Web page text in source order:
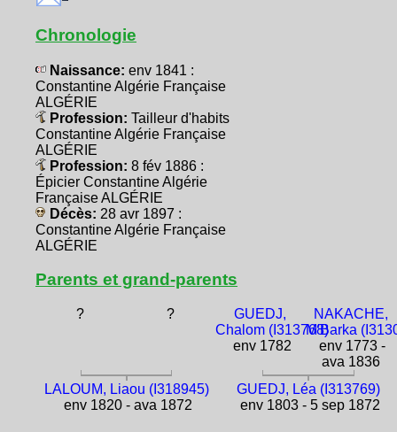
Chronologie
Naissance: env 1841 :
Constantine Algérie Française
ALGÉRIE
Profession: Tailleur d'habits
Constantine Algérie Française
ALGÉRIE
Profession: 8 fév 1886 :
Épicier Constantine Algérie
Française ALGÉRIE
Décès: 28 avr 1897 :
Constantine Algérie Française
ALGÉRIE
Parents et grand-parents
? ?
GUEDJ,
Chalom (I313768)
env 1782
NAKACHE,
M'Barka
env 1773 -
ava 1836
LALOUM, Liaou (I318945)
env 1820 - ava 1872
GUEDJ, Léa (I313769)
env 1803 - 5 sep 1872